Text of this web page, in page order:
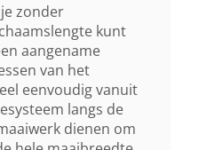
zonder
kunt
aangename
van het
eenvoudig vanuit
langs de
dienen om